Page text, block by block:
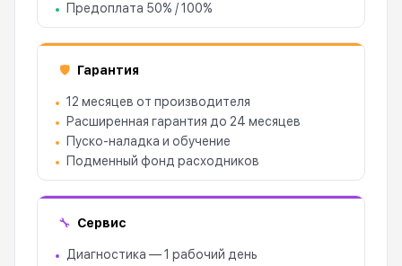
Предоплата 50% / 100%
🛡 Гарантия
12 месяцев от производителя
Расширенная гарантия до 24 месяцев
Пуско-наладка и обучение
Подменный фонд расходников
🔧 Сервис
Диагностика — 1 рабочий день